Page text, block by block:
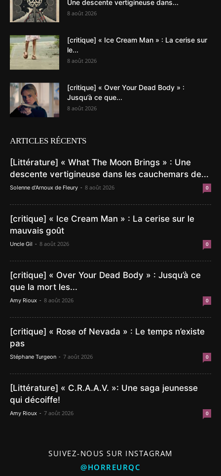
Une descente vertigineuse dans...
8 août 2026
[critique] « Ice Cream Man » : La cerise sur
le...
8 août 2026
[critique] « Over Your Dead Body » :
Jusqu’à ce que...
8 août 2026
ARTICLES RÉCENTS
[Littérature] « What The Moon Brings » : Une
descente vertigineuse dans les cauchemars de...
Solenne d'Arnoux de Fleury - 8 août 2026 0
[critique] « Ice Cream Man » : La cerise sur le
mauvais goût
Uncle Gil - 8 août 2026 0
[critique] « Over Your Dead Body » : Jusqu’à ce
que la mort les...
Amy Rioux - 8 août 2026 0
[critique] « Rose of Nevada » : Le temps n’existe
pas
Stéphane Turgeon - 7 août 2026 0
[Littérature] « C.R.A.A.V. »: Une saga jeunesse
qui décoiffe!
Amy Rioux - 7 août 2026 0
SUIVEZ-NOUS SUR INSTAGRAM
@HORREURQC